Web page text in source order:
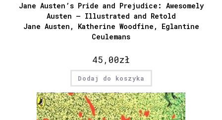
Jane Austen’s Pride and Prejudice: Awesomely
Austen – Illustrated and Retold
Jane Austen, Katherine Woodfine, Eglantine
Ceulemans
45,00zł
Dodaj do koszyka